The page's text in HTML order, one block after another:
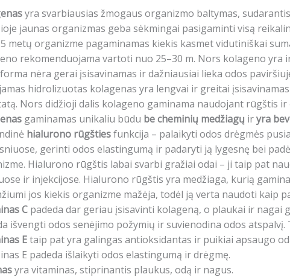
yra svarbiausias žmogaus organizmo baltymas,
jaunas organizmas geba sėkmingai pasigaminti visą
metų organizme pagaminamas kiekis kasmet vidutiniškai
rekomenduojama vartoti nuo 25–30 m. Nors kolageno yra
nėra gerai įsisavinamas ir dažniausiai lieka odos
hidrolizuotas kolagenas yra lengvai ir greitai
Nors didžioji dalis kolageno gaminama naudojant rūgštis ir
gaminamas unikaliu būdu be cheminių medžiagų iryra
hialurono rūgštiesfunkcija – palaikyti odos drėgmės
gerinti odos elastingumą ir padaryti ją lygesnę bei
Hialurono rūgštis labai svarbi gražiai odai – ji taip pat
ir injekcijose. Hialurono rūgštis yra medžiaga, kurią
jos kiekis organizme mažėja, todėl ją verta naudoti kaip
C padeda dar geriau įsisavinti kolageną, o plaukai ir nagai
išvengti odos senėjimo požymių ir suvienodina odos
Etaip pat yra galingas antioksidantas ir puikiai apsaugo
E padeda išlaikyti odos elastingumą ir drėgmę.
yra vitaminas, stiprinantis plaukus, odą ir nagus.